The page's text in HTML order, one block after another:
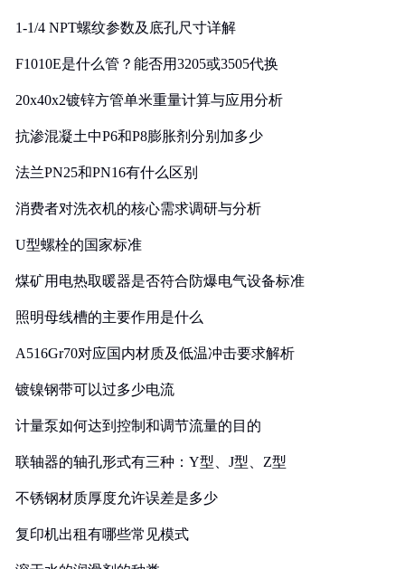
1-1/4 NPT螺纹参数及底孔尺寸详解
F1010E是什么管？能否用3205或3505代换
20x40x2镀锌方管单米重量计算与应用分析
抗渗混凝土中P6和P8膨胀剂分别加多少
法兰PN25和PN16有什么区别
消费者对洗衣机的核心需求调研与分析
U型螺栓的国家标准
煤矿用电热取暖器是否符合防爆电气设备标准
照明母线槽的主要作用是什么
A516Gr70对应国内材质及低温冲击要求解析
镀镍钢带可以过多少电流
计量泵如何达到控制和调节流量的目的
联轴器的轴孔形式有三种：Y型、J型、Z型
不锈钢材质厚度允许误差是多少
复印机出租有哪些常见模式